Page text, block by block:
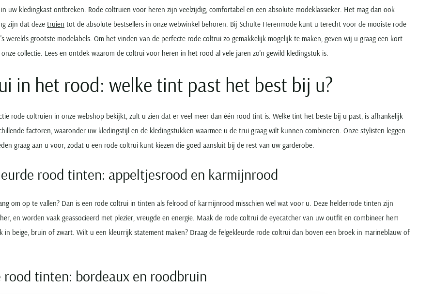
uw kledingkast ontbreken. Rode coltruien voor heren zijn veelzijdig, comfortabel en een absolute modeklassieker. Het mag dan ook
zijn dat deze truien tot de absolute bestsellers in onze webwinkel behoren. Bij Schulte Herenmode kunt u terecht voor de mooiste rode
werelds grootste modelabels. Om het vinden van de perfecte rode coltrui zo gemakkelijk mogelijk te maken, geven wij u graag een kort
collectie. Lees en ontdek waarom de coltrui voor heren in het rood al vele jaren zo'n gewild kledingstuk is.
in het rood: welke tint past het best bij u?
rode coltruien in onze webshop bekijkt, zult u zien dat er veel meer dan één rood tint is. Welke tint het beste bij u past, is afhankelijk
factoren, waaronder uw kledingstijl en de kledingstukken waarmee u de trui graag wilt kunnen combineren. Onze stylisten leggen
graag aan u voor, zodat u een rode coltrui kunt kiezen die goed aansluit bij de rest van uw garderobe.
rood tinten: appeltjesrood en karmijnrood
om op te vallen? Dan is een rode coltrui in tinten als felrood of karmijnrood misschien wel wat voor u. Deze helderrode tinten zijn
en worden vaak geassocieerd met plezier, vreugde en energie. Maak de rode coltrui de eyecatcher van uw outfit en combineer hem
in beige, bruin of zwart. Wilt u een kleurrijk statement maken? Draag de felgekleurde rode coltrui dan boven een broek in marineblauw of
rood tinten: bordeaux en roodbruin